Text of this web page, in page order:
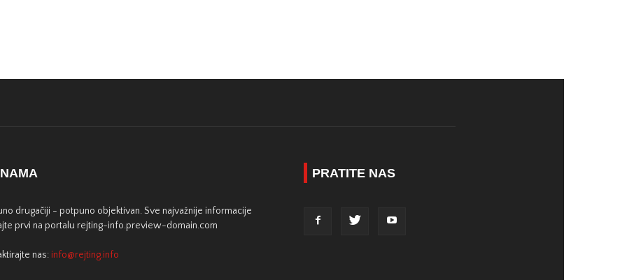
drugačiji - potpuno objektivan. Sve najvažnije informacije
prvi na portalu rejting-info.preview-domain.com
nas: info@rejting.info
PRATITE NAS